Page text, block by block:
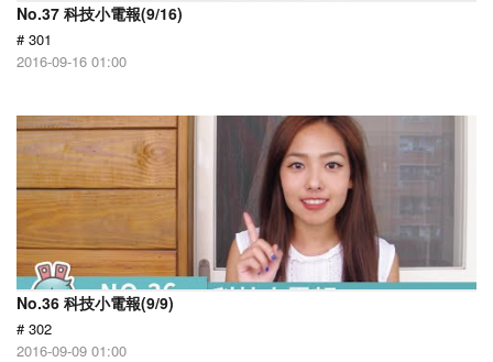
No.37 科技小電報(9/16)
# 301
2016-09-16 01:00
No.36 科技小電報(9/9)
# 302
2016-09-09 01:00